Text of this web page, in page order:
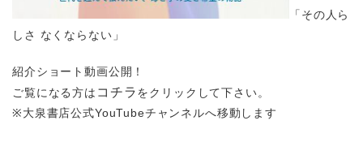
「その人ら
しさ なくならない」
紹介ショート動画公開！
ご覧になる方は コチラをクリックして下さい。
※大泉書店公式YouTubeチャンネルへ移動します